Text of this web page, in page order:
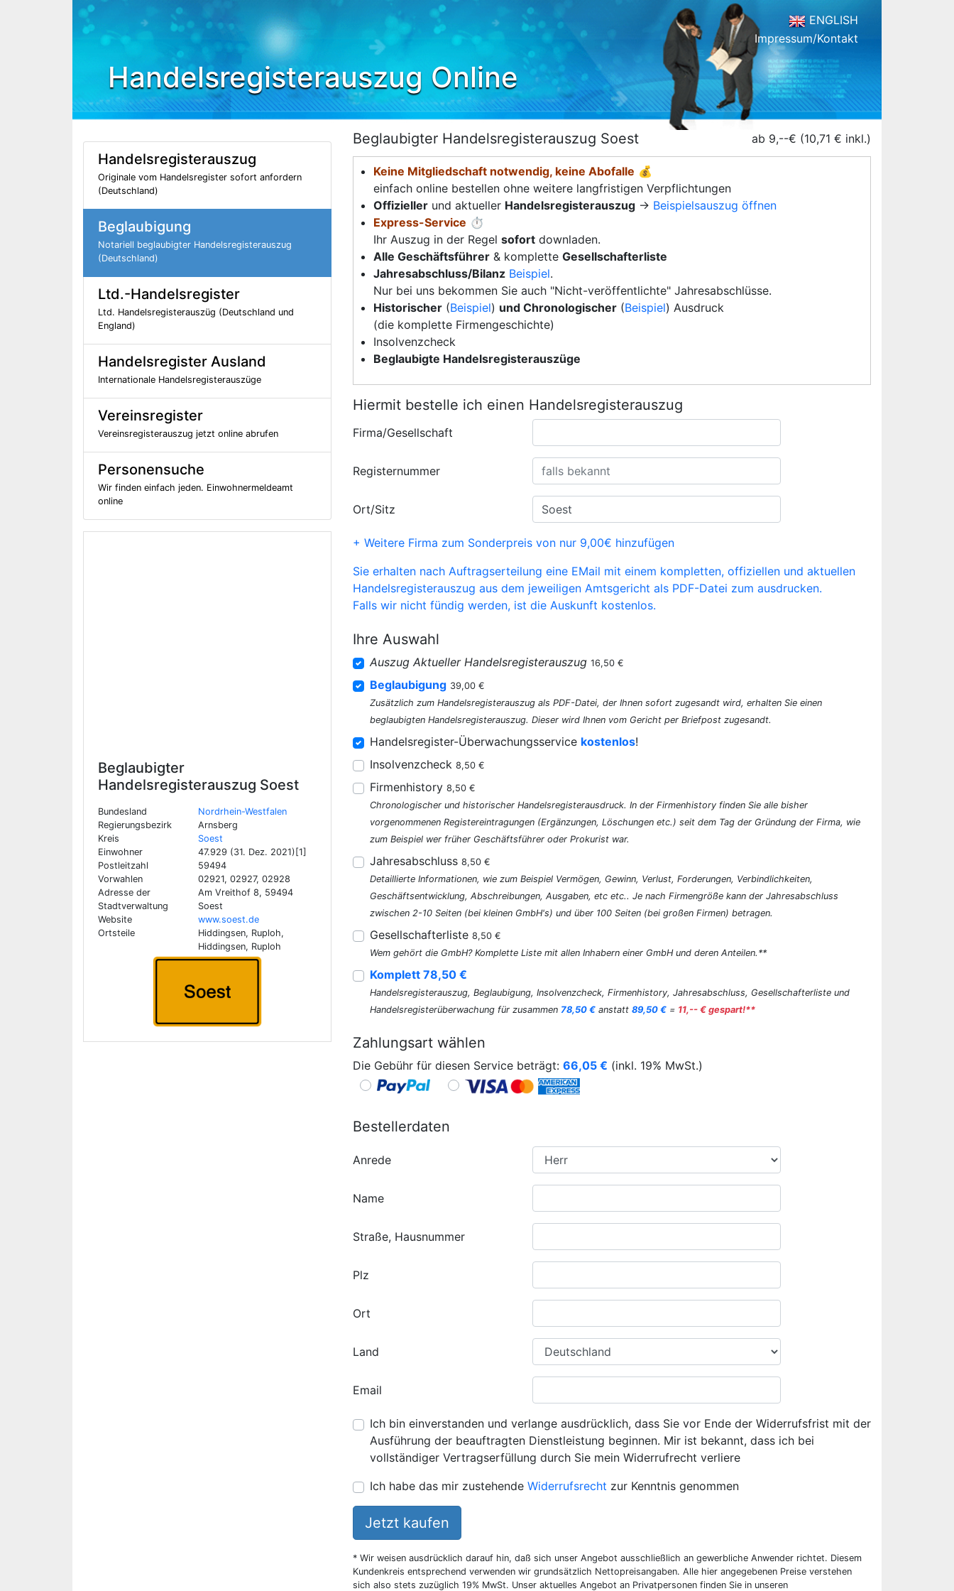
Handelsregisterauszug Online
ENGLISH
Impressum/Kontakt
Handelsregisterauszug
Originale vom Handelsregister sofort anfordern
(Deutschland)
Beglaubigung
Notariell beglaubigter Handelsregisterauszug
(Deutschland)
Ltd.-Handelsregister
Ltd. Handelsregisterauszüg (Deutschland und
England)
Handelsregister Ausland
Internationale Handelsregisterauszüge
Vereinsregister
Vereinsregisterauszug jetzt online abrufen
Personensuche
Wir finden einfach jeden. Einwohnermeldeamt
online
Beglaubigter
Handelsregisterauszug Soest
Bundesland
Nordrhein-Westfalen
Regierungsbezirk
Arnsberg
Kreis
Soest
Einwohner
47.929 (31. Dez. 2021)[1]
Postleitzahl
59494
Vorwahlen
02921, 02927, 02928
Adresse der
Stadtverwaltung
Am Vreithof 8, 59494
Soest
Website
www.soest.de
Ortsteile
Hiddingsen, Ruploh,
Hiddingsen, Ruploh
Beglaubigter Handelsregisterauszug Soest ab 9,--€ (10,71 € inkl.)
Keine Mitgliedschaft notwendig, keine Abofalle 💰
einfach online bestellen ohne weitere langfristigen Verpflichtungen
Offizieller und aktueller Handelsregisterauszug → Beispielsauszug öffnen
Express-Service ⏱️
Ihr Auszug in der Regel sofort downladen.
Alle Geschäftsführer & komplette Gesellschafterliste
Jahresabschluss/Bilanz Beispiel.
Nur bei uns bekommen Sie auch "Nicht-veröffentlichte" Jahresabschlüsse.
Historischer (Beispiel) und Chronologischer (Beispiel) Ausdruck
(die komplette Firmengeschichte)
Insolvenzcheck
Beglaubigte Handelsregisterauszüge
Hiermit bestelle ich einen Handelsregisterauszug
Firma/Gesellschaft
Registernummer
Ort/Sitz
+ Weitere Firma zum Sonderpreis von nur 9,00€ hinzufügen
Sie erhalten nach Auftragserteilung eine EMail mit einem kompletten, offiziellen und aktuellen
Handelsregisterauszug aus dem jeweiligen Amtsgericht als PDF-Datei zum ausdrucken.
Falls wir nicht fündig werden, ist die Auskunft kostenlos.
Ihre Auswahl
Auszug Aktueller Handelsregisterauszug 16,50 €
Beglaubigung 39,00 €
Zusätzlich zum Handelsregisterauszug als PDF-Datei, der Ihnen sofort zugesandt wird, erhalten Sie einen
beglaubigten Handelsregisterauszug. Dieser wird Ihnen vom Gericht per Briefpost zugesandt.
Handelsregister-Überwachungsservice kostenlos!
Insolvenzcheck 8,50 €
Firmenhistory 8,50 €
Chronologischer und historischer Handelsregisterausdruck. In der Firmenhistory finden Sie alle bisher
vorgenommenen Registereintragungen (Ergänzungen, Löschungen etc.) seit dem Tag der Gründung der Firma, wie
zum Beispiel wer früher Geschäftsführer oder Prokurist war.
Jahresabschluss 8,50 €
Detaillierte Informationen, wie zum Beispiel Vermögen, Gewinn, Verlust, Forderungen, Verbindlichkeiten,
Geschäftsentwicklung, Abschreibungen, Ausgaben, etc etc.. Je nach Firmengröße kann der Jahresabschluss
zwischen 2-10 Seiten (bei kleinen GmbH's) und über 100 Seiten (bei großen Firmen) betragen.
Gesellschafterliste 8,50 €
Wem gehört die GmbH? Komplette Liste mit allen Inhabern einer GmbH und deren Anteilen.**
Komplett 78,50 €
Handelsregisterauszug, Beglaubigung, Insolvenzcheck, Firmenhistory, Jahresabschluss, Gesellschafterliste und
Handelsregisterüberwachung für zusammen 78,50 € anstatt 89,50 € = 11,-- € gespart!**
Zahlungsart wählen
Die Gebühr für diesen Service beträgt: 66,05 € (inkl. 19% MwSt.)
Bestellerdaten
Anrede
Name
Straße, Hausnummer
Plz
Ort
Land
Email
Ich bin einverstanden und verlange ausdrücklich, dass Sie vor Ende der Widerrufsfrist mit der
Ausführung der beauftragten Dienstleistung beginnen. Mir ist bekannt, dass ich bei
vollständiger Vertragserfüllung durch Sie mein Widerrufrecht verliere
Ich habe das mir zustehende Widerrufsrecht zur Kenntnis genommen
Jetzt kaufen
* Wir weisen ausdrücklich darauf hin, daß sich unser Angebot ausschließlich an gewerbliche Anwender richtet. Diesem
Kundenkreis entsprechend verwenden wir grundsätzlich Nettopreisangaben. Alle hier angegebenen Preise verstehen
sich also stets zuzüglich 19% MwSt. Unser aktuelles Angebot an Privatpersonen finden Sie in unseren